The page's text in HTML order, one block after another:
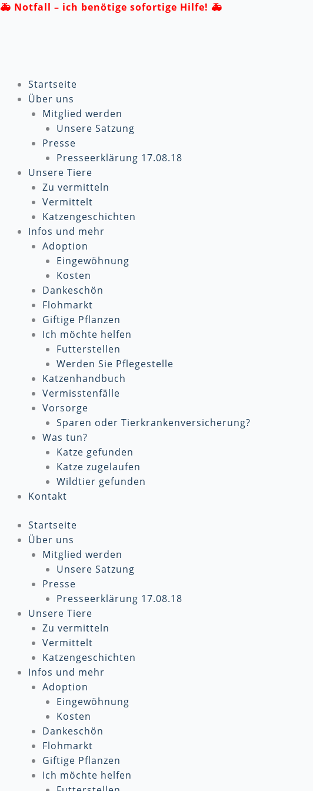
Zum
🚑 Notfall – ich benötige sofortige Hilfe! 🚑
Startseite
Über uns
Mitglied werden
Unsere Satzung
Presse
Presseerklärung 17.08.18
Unsere Tiere
Zu vermitteln
Vermittelt
Katzengeschichten
Infos und mehr
Adoption
Eingewöhnung
Kosten
Dankeschön
Flohmarkt
Giftige Pflanzen
Ich möchte helfen
Futterstellen
Werden Sie Pflegestelle
Katzenhandbuch
Vermisstenfälle
Vorsorge
Sparen oder Tierkrankenversicherung?
Was tun?
Katze gefunden
Katze zugelaufen
Wildtier gefunden
Kontakt
Startseite
Über uns
Mitglied werden
Unsere Satzung
Presse
Presseerklärung 17.08.18
Unsere Tiere
Zu vermitteln
Vermittelt
Katzengeschichten
Infos und mehr
Adoption
Eingewöhnung
Kosten
Dankeschön
Flohmarkt
Giftige Pflanzen
Ich möchte helfen